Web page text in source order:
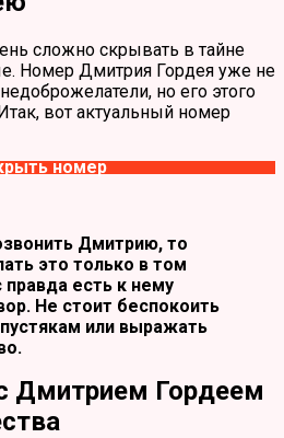
сложно скрывать в тайне
Номер Дмитрия Гордея уже не
но его этого
вот актуальный номер
номер
Дмитрию, то
это только в том
правда есть к нему
Не стоит беспокоить
или выражать
Дмитрием Гордеем